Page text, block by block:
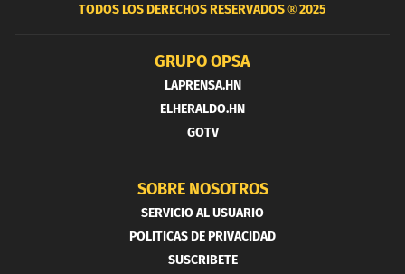
TODOS LOS DERECHOS RESERVADOS ®2025
GRUPO OPSA
LAPRENSA.HN
ELHERALDO.HN
GOTV
SOBRE NOSOTROS
SERVICIO AL USUARIO
POLITICAS DE PRIVACIDAD
SUSCRIBETE